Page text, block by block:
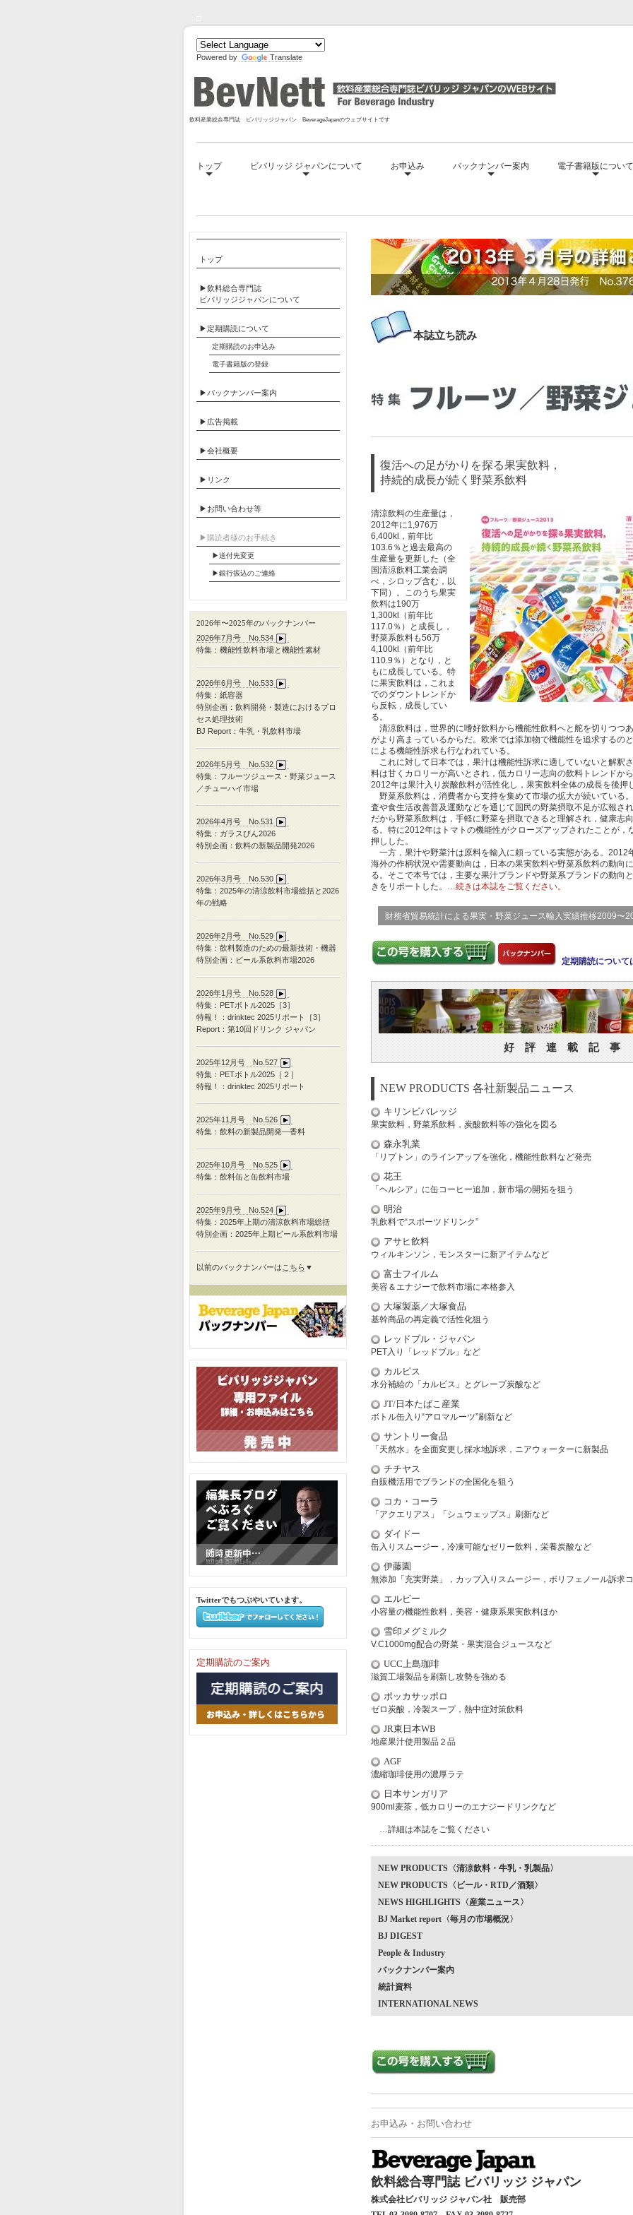
Powered by Translate
飲料産業総合専門誌 ビバリッジジャパン BeverageJapanのウェブサイトです
トップ ビバリッジ ジャパンについて お申込み バックナンバー案内 電子書籍版について
本誌立ち読み
復活への足がかりを探る果実飲料，
持続的成長が続く野菜系飲料
清涼飲料の生産量は，
2012年に1,976万
6,400kl，前年比
103.6％と過去最高の
生産量を更新した（全
国清涼飲料工業会調
べ，シロップ含む，以
下同）。このうち果実
飲料は190万
1,300kl（前年比
117.0％）と成長し，
野菜系飲料も56万
4,100kl（前年比
110.9％）となり，と
もに成長している。特
に果実飲料は，これま
でのダウントレンドか
ら反転，成長してい
る。
清涼飲料は，世界的に嗜好飲料から機能性飲料へと舵を切りつつ
がより高まっているからだ。欧米では添加物で機能性を追求するの
による機能性訴求も行なわれている。
これに対して日本では，果汁は機能性訴求に適していないと解釈
料は甘くカロリーが高いとされ，低カロリー志向の飲料トレンドか
2012年は果汁入り炭酸飲料が活性化し，果実飲料全体の成長を後押
野菜系飲料は，消費者から支持を集めて市場の拡大が続いている
査や食生活改善普及運動などを通じて国民の野菜摂取不足が広報さ
だから野菜系飲料は，手軽に野菜を摂取できると理解され，健康志
る。特に2012年はトマトの機能性がクローズアップされたことが，
押しした。
一方，果汁や野菜汁は原料を輸入に頼っている実態がある。2012
海外の作柄状況や需要動向は，日本の果実飲料や野菜系飲料の動向
る。そこで本号では，主要な果汁ブランドや野菜系ブランドの動向
きをリポートした。 …続きは本誌をご覧ください。
財務省貿易統計による果実・野菜ジュース輸入実績推移2009〜
定期購読につい
好 評 連 載 記 事
NEW PRODUCTS 各社新製品ニュース
キリンビバレッジ
果実飲料，野菜系飲料，炭酸飲料等の強化を図る
森永乳業
「リプトン」のラインアップを強化，機能性飲料など発売
花王
「ヘルシア」に缶コーヒー追加，新市場の開拓を狙う
明治
乳飲料で“スポーツドリンク”
アサヒ飲料
ウィルキンソン，モンスターに新アイテムなど
富士フイルム
美容＆エナジーで飲料市場に本格参入
大塚製薬／大塚食品
基幹商品の再定義で活性化狙う
レッドブル・ジャパン
PET入り「レッドブル」など
カルピス
水分補給の「カルピス」とグレープ炭酸など
JT/日本たばこ産業
ボトル缶入り“アロマルーツ”刷新など
サントリー食品
「天然水」を全面変更し採水地訴求，ニアウォーターに新製品
チチヤス
自販機活用でブランドの全国化を狙う
コカ・コーラ
「アクエリアス」「シュウェップス」刷新など
ダイドー
缶入りスムージー，冷凍可能なゼリー飲料，栄養炭酸など
伊藤園
無添加「充実野菜」，カップ入りスムージー，ポリフェノール訴求
エルビー
小容量の機能性飲料，美容・健康系果実飲料ほか
雪印メグミルク
V.C1000mg配合の野菜・果実混合ジュースなど
UCC上島珈琲
滋賀工場製品を刷新し攻勢を強める
ポッカサッポロ
ゼロ炭酸，冷製スープ，熱中症対策飲料
JR東日本WB
地産果汁使用製品２品
AGF
濃縮珈琲使用の濃厚ラテ
日本サンガリア
900ml麦茶，低カロリーのエナジードリンクなど
…詳細は本誌をご覧ください
NEW PRODUCTS〈清涼飲料・牛乳・乳製品〉
NEW PRODUCTS〈ビール・RTD／酒類〉
NEWS HIGHLIGHTS〈産業ニュース〉
BJ Market report〈毎月の市場概況〉
BJ DIGEST
People & Industry
バックナンバー案内
統計資料
INTERNATIONAL NEWS
お申込み・お問い合わせ
飲料総合専門誌 ビバリッジ ジャパン
株式会社ビバリッジ ジャパン社 販売部
トップ
▶飲料総合専門誌
ビバリッジジャパンについて
▶定期購読について
定期購読のお申込み
電子書籍版の登録
▶バックナンバー案内
▶広告掲載
▶会社概要
▶リンク
▶お問い合わせ等
▶︎購読者様のお手続き
▶送付先変更
▶︎銀行振込のご連絡
2026年〜2025年のバックナンバー
2026年7月号 No.534
特集：機能性飲料市場と機能性素材
2026年6月号 No.533
特集：紙容器
特別企画：飲料開発・製造におけるプロ
セス処理技術
BJ Report：牛乳・乳飲料市場
2026年5月号 No.532
特集：フルーツジュース・野菜ジュース
／チューハイ市場
2026年4月号 No.531
特集：ガラスびん2026
特別企画：飲料の新製品開発2026
2026年3月号 No.530
特集： 2025年の清涼飲料市場総括と2026
年の戦略
2026年2月号 No.529
特集：飲料製造のための最新技術・機器
特別企画：ビール系飲料市場2026
2026年1月号 No.528
特集：PETボトル2025［3］
特報！：drinktec 2025リポート［3］
Report：第10回ドリンク ジャパン
2025年12月号 No.527
特集： PETボトル2025［２］
特報！： drinktec 2025リポート
2025年11月号 No.526
特集：飲料の新製品開発―香料
2025年10月号 No.525
特集：飲料缶と缶飲料市場
2025年9月号 No.524
特集： 2025年上期の清涼飲料市場総括
特別企画： 2025年上期ビール系飲料市場
以前のバックナンバーは こちら ▼
Twitterでもつぶやいています。
定期購読のご案内